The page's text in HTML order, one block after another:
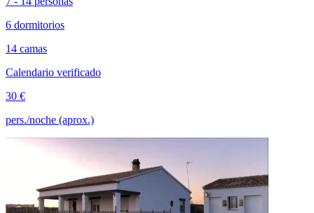
6 dormitorios
14 camas
Calendario verificado
30 €
pers./noche (aprox.)